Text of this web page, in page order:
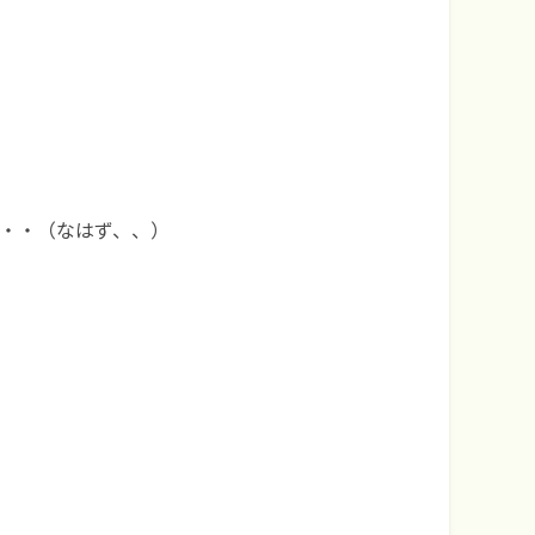
（なはず、、）